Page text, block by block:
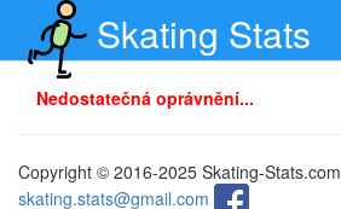
Skating Stats
Nedostatečná oprávnění...
Copyright © 2016-2025 Skating-Stats.com
skating.stats@gmail.com